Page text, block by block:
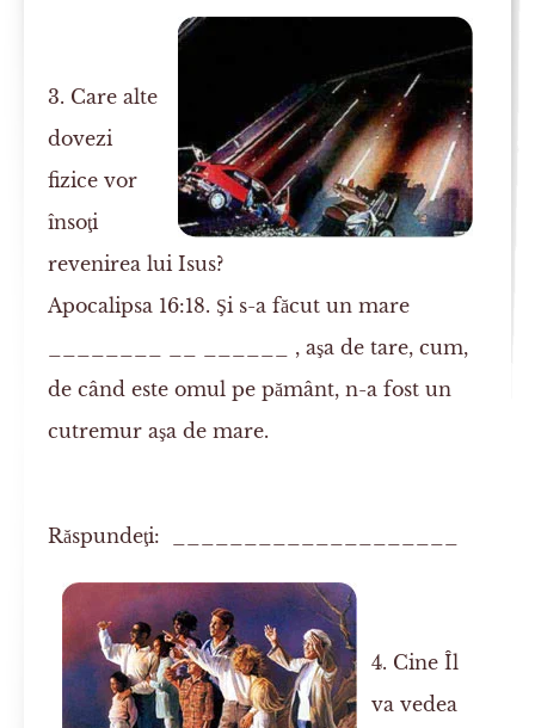
3. Care alte
dovezi
fizice vor
însoţi
revenirea lui Isus?
Apocalipsa 16:18. Şi s-a făcut un mare
________ __ ______ , aşa de tare, cum,
de când este omul pe pământ, n-a fost un
cutremur aşa de mare.
Răspundeţi: ____________________
4. Cine Îl
va vedea